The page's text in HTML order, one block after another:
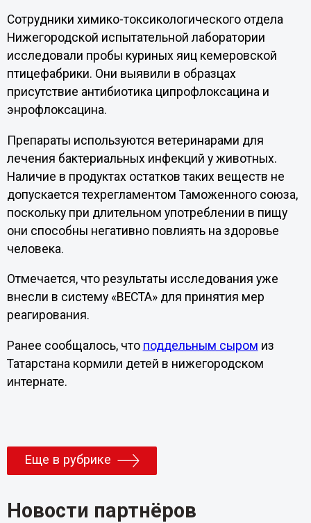
Сотрудники химико-токсикологического отдела
Нижегородской испытательной лаборатории
исследовали пробы куриных яиц кемеровской
птицефабрики. Они выявили в образцах
присутствие антибиотика ципрофлоксацина и
энрофлоксацина.
Препараты используются ветеринарами для
лечения бактериальных инфекций у животных.
Наличие в продуктах остатков таких веществ не
допускается техрегламентом Таможенного союза,
поскольку при длительном употреблении в пищу
они способны негативно повлиять на здоровье
человека.
Отмечается, что результаты исследования уже
внесли в систему «ВЕСТА» для принятия мер
реагирования.
Ранее сообщалось, что поддельным сыром из
Татарстана кормили детей в нижегородском
интернате.
Еще в рубрике
Новости партнёров